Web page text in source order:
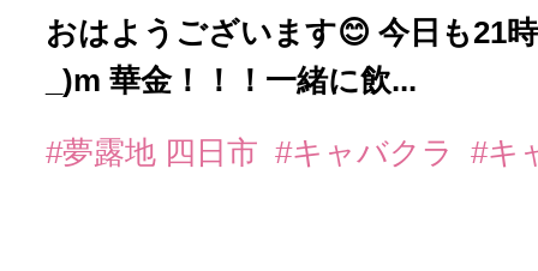
おはようございます😊 今日も21
_)m 華金！！！一緒に飲...
#夢露地 四日市 #キャバクラ #キ